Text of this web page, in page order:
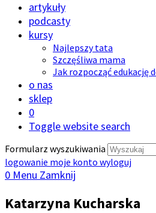
artykuły
podcasty
kursy
Najlepszy tata
Szczęśliwa mama
Jak rozpocząć edukację
o nas
sklep
0
Toggle website search
Formularz wyszukiwania
logowanie moje konto wyloguj
0 Menu Zamknij
Katarzyna Kucharska